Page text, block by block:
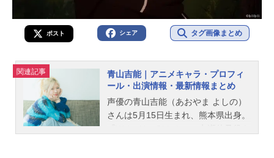
ポスト シェア タグ画像まとめ
関連記事
青山吉能｜アニメキャラ・プロフィ
ール・出演情報・最新情報まとめ
声優の青山吉能（あおやま よしの）
さんは5月15日生まれ、熊本県出身。